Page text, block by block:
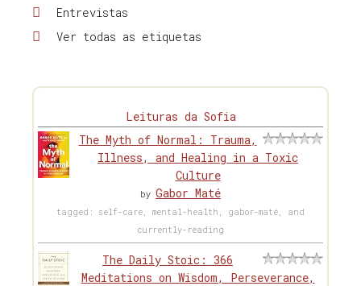
Entrevistas
Ver todas as etiquetas
Leituras da Sofia
The Myth of Normal: Trauma,
Illness, and Healing in a Toxic
Culture
by Gabor Maté
tagged: self-care, mental-health, gabor-maté, and
currently-reading
The Daily Stoic: 366
Meditations on Wisdom, Perseverance,